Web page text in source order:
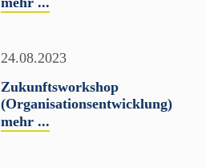
24.08.2023
Zukunftsworkshop
(Organisationsentwicklung)
mehr ...